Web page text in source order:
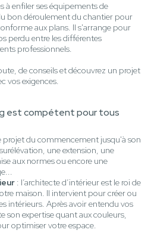
à enfiler ses équipements de
bon déroulement du chantier pour
aux plans. Il s'arrange pour
perdu entre les différentes
professionnels.
de conseils et découvrez un projet
vos exigences.
est compétent pour tous
projet du commencement jusqu'à son
une extension, une
aux normes ou encore une
: l’architecte d’intérieur est le roi de
maison. Il intervient pour créer ou
intérieurs. Après avoir entendu vos
son expertise quant aux couleurs,
optimiser votre espace.